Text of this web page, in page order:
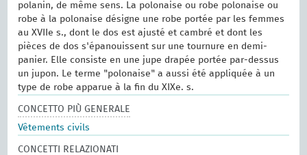
polanin, de même sens. La polonaise ou robe polonaise ou
robe à la polonaise désigne une robe portée par les femmes
au XVIIe s., dont le dos est ajusté et cambré et dont les
pièces de dos s'épanouissent sur une tournure en demi-
panier. Elle consiste en une jupe drapée portée par-dessus
un jupon. Le terme "polonaise" a aussi été appliquée à un
type de robe apparue à la fin du XIXe. s.
CONCETTO PIÙ GENERALE
Vêtements civils
CONCETTI RELAZIONATI